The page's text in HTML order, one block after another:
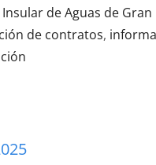
de Aguas de Gran
de contratos,